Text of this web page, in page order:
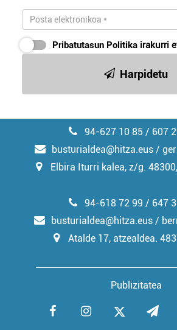
Pribatutasun Politika irakurri
Harpidetu
94-627 10 85 / 607
busturialdea@hitza.eus /
Elbira Iturri kalea, z/g.
Publizitatea
94-618 72 99 / 647
busturialdea@hitza.eus /
Atalde 17, atzealdea.